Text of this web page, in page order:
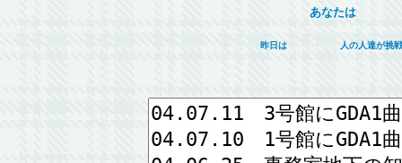
あなたは
昨日は 人の人達が挑